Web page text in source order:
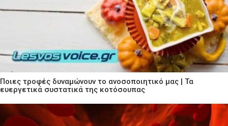
Ποιες τροφές δυναμώνουν το ανοσοποιητικό μας | Τα
ευεργετικά συστατικά της κοτόσουπας